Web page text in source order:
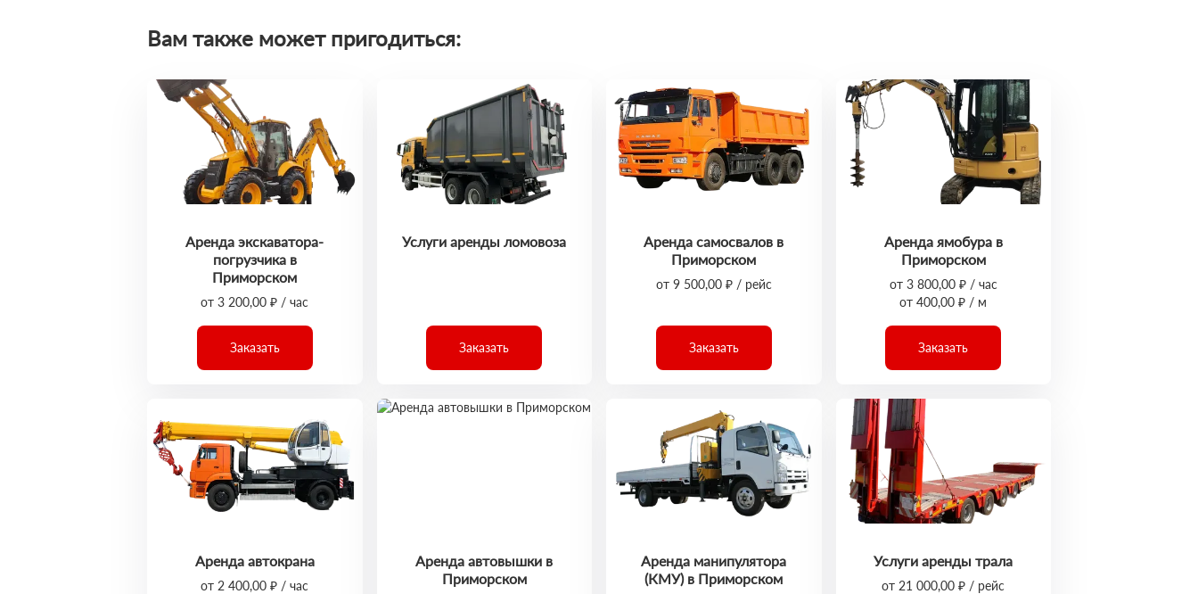
Вам также может пригодиться:
Аренда экскаватора-
погрузчика в
Приморском
от 3 200,00 ₽ / час
Заказать
Услуги аренды ломовоза
Заказать
Аренда самосвалов в
Приморском
от 9 500,00 ₽ / рейс
Заказать
Аренда ямобура в
Приморском
от 3 800,00 ₽ / час
от 400,00 ₽ / м
Заказать
Аренда автокрана
от 2 400,00 ₽ / час
Аренда автовышки в
Приморском
Аренда манипулятора
(КМУ) в Приморском
Услуги аренды трала
от 21 000,00 ₽ / рейс